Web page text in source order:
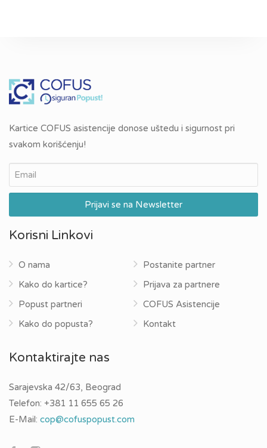
Kartice COFUS asistencije donose uštedu i sigurnost pri
svakom korišćenju!
Korisni Linkovi
O nama
Kako do kartice?
Popust partneri
Kako do popusta?
Postanite partner
Prijava za partnere
COFUS Asistencije
Kontakt
Kontaktirajte nas
Sarajevska 42/63, Beograd
Telefon: +381 11 655 65 26
E-Mail: cop@cofuspopust.com